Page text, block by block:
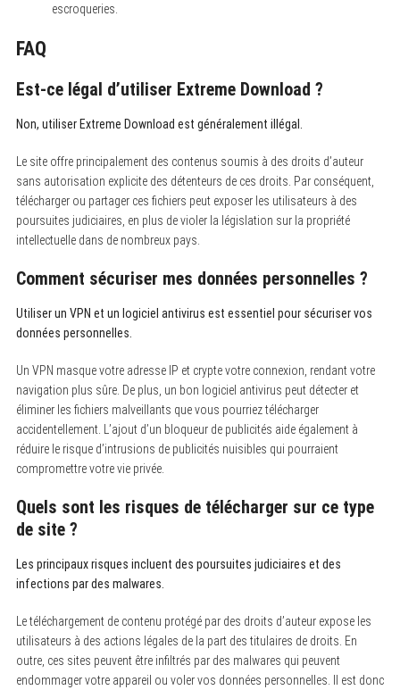
escroqueries.
FAQ
Est-ce légal d’utiliser Extreme Download ?
Non, utiliser Extreme Download est généralement illégal.
Le site offre principalement des contenus soumis à des droits d’auteur
sans autorisation explicite des détenteurs de ces droits. Par conséquent,
télécharger ou partager ces fichiers peut exposer les utilisateurs à des
poursuites judiciaires, en plus de violer la législation sur la propriété
intellectuelle dans de nombreux pays.
Comment sécuriser mes données personnelles ?
Utiliser un VPN et un logiciel antivirus est essentiel pour sécuriser vos
données personnelles.
Un VPN masque votre adresse IP et crypte votre connexion, rendant votre
navigation plus sûre. De plus, un bon logiciel antivirus peut détecter et
éliminer les fichiers malveillants que vous pourriez télécharger
accidentellement. L’ajout d’un bloqueur de publicités aide également à
réduire le risque d’intrusions de publicités nuisibles qui pourraient
compromettre votre vie privée.
Quels sont les risques de télécharger sur ce type
de site ?
Les principaux risques incluent des poursuites judiciaires et des
infections par des malwares.
Le téléchargement de contenu protégé par des droits d’auteur expose les
utilisateurs à des actions légales de la part des titulaires de droits. En
outre, ces sites peuvent être infiltrés par des malwares qui peuvent
endommager votre appareil ou voler vos données personnelles. Il est donc